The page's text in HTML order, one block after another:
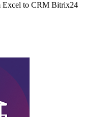
Excel to CRM Bitrix24